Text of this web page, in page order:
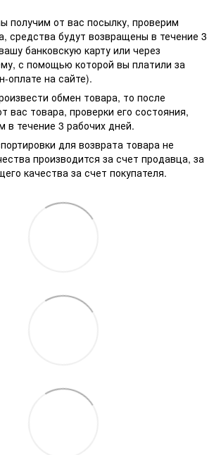
получим от вас посылку, проверим
средства будут возвращены в течение 3
банковскую карту или через
с помощью которой вы платили за
оплате на сайте).
обмен товара, то после
вас товара, проверки его состояния,
в течение 3 рабочих дней.
для возврата товара не
производится за счет продавца, за
качества за счет покупателя.